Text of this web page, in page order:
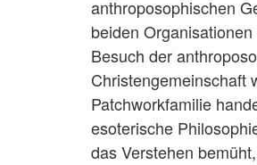
anthroposophischen
beiden
Besuch der
Christengemeinschaft
Patchworkfamilie
esoterische
das Verstehen